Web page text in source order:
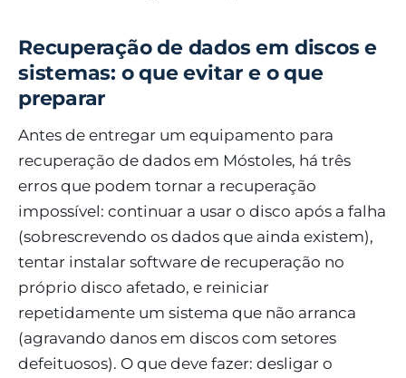
Recuperação de dados em discos e
sistemas: o que evitar e o que
preparar
Antes de entregar um equipamento para
recuperação de dados em Móstoles, há três
erros que podem tornar a recuperação
impossível: continuar a usar o disco após a falha
(sobrescrevendo os dados que ainda existem),
tentar instalar software de recuperação no
próprio disco afetado, e reiniciar
repetidamente um sistema que não arranca
(agravando danos em discos com setores
defeituosos). O que deve fazer: desligar o